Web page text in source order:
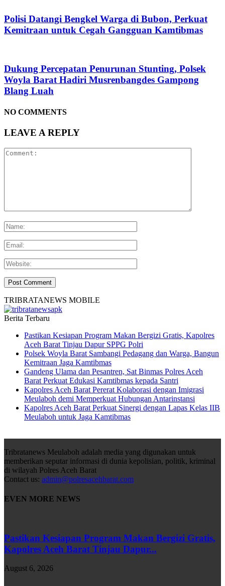
Polisi Datangi Bengkel Warga di Bubon, Perkuat
Kemitraan untuk Cegah Gangguan Kamtibmas
Dukung Percepatan Penurunan Stunting, Polsek
Woyla Barat Hadiri Musrenbangdes Gampong
Blang Luah
NO COMMENTS
LEAVE A REPLY
TRIBRATANEWS MOBILE
Berita Terbaru
Pastikan Kesiapan Program Makan Bergizi Gratis, Kapolres
Aceh Barat Tinjau Dapur SPPG Polri
Polsek Woyla Barat Sambangi Pedagang dan Warga, Bangun
Kemitraan Jaga Kamtibmas
Gandeng Ulama dan Pesantren, Sat Binmas Polres Aceh
Barat Perkuat Edukasi Kamtibmas kepada Santri
Kapolres Aceh Barat Pererat Kolaborasi dengan Imigrasi
Meulaboh demi Memperkuat Hubungan Antarinstansi
Kapolres Aceh Barat Perkuat Sinergi dengan Lapas Kelas IIB
Meulaboh untuk Jaga Kamtibmas
Tribratanews Meulaboh adalah media yang digunakan untuk
memberikan seputar informasi di dunia kepolisian, politik, kriminal
di wilayah Polres Aceh Barat
Contact us: admin@polresacehbarat.com
EVEN MORE NEWS
Pastikan Kesiapan Program Makan Bergizi Gratis,
Kapolres Aceh Barat Tinjau Dapur...
August 6, 2026